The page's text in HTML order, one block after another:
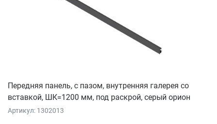
Передняя панель, с пазом, внутренняя галерея со
вставкой, ШК=1200 мм, под раскрой, серый орион
Артикул: 1302013